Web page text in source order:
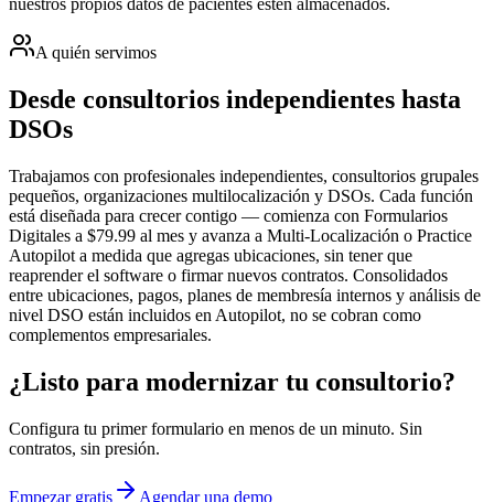
nuestros propios datos de pacientes estén almacenados.
A quién servimos
Desde consultorios independientes hasta
DSOs
Trabajamos con profesionales independientes, consultorios grupales
pequeños, organizaciones multilocalización y DSOs. Cada función
está diseñada para crecer contigo — comienza con Formularios
Digitales a $79.99 al mes y avanza a Multi-Localización o Practice
Autopilot a medida que agregas ubicaciones, sin tener que
reaprender el software o firmar nuevos contratos. Consolidados
entre ubicaciones, pagos, planes de membresía internos y análisis de
nivel DSO están incluidos en Autopilot, no se cobran como
complementos empresariales.
¿Listo para modernizar tu consultorio?
Configura tu primer formulario en menos de un minuto. Sin
contratos, sin presión.
Empezar gratis Agendar una demo